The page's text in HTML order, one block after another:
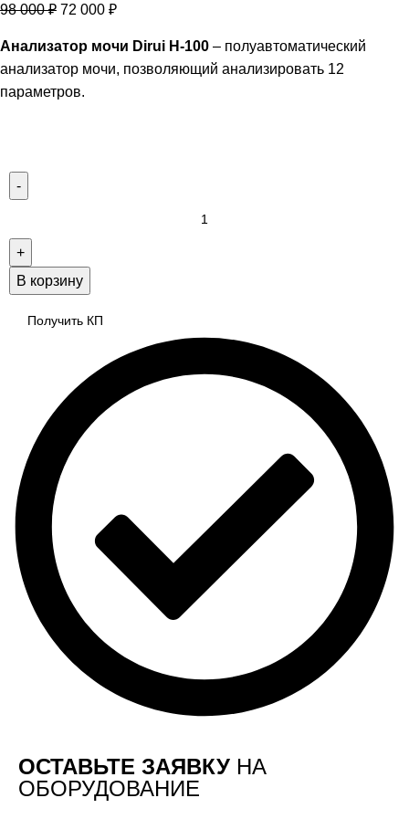
98 000₽ 72 000 ₽
Анализатор мочи Dirui H-100 – полуавтоматический
анализатор мочи, позволяющий анализировать 12
параметров.
В корзину
Получить КП
ОСТАВЬТЕ ЗАЯВКУ НА
ОБОРУДОВАНИЕ